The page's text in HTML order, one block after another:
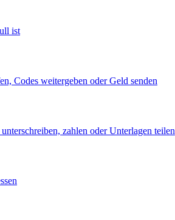
ist
Codes weitergeben oder Geld senden
zahlen oder Unterlagen teilen